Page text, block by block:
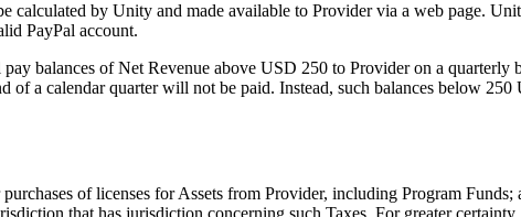
by Unity and made available to Provider via a web page.
PayPal account.
balances of Net Revenue above USD 250 to Provider on a quarterly
a calendar quarter will not be paid. Instead, such balances below
of licenses for Assets from Provider, including Program Funds;
that has jurisdiction concerning such Taxes. For greater